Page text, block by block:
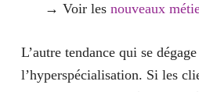
→ Voir les nouveaux
L’autre tendance qui se
l’hyperspécialisation. Si les